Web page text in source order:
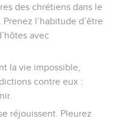
des chrétiens dans le
l’habitude d’être
avec
la vie impossible,
contre eux :
réjouissent. Pleurez